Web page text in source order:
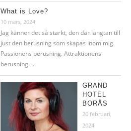
What is Love?
10 mars, 2024
Jag känner det så starkt, den där längtan till
just den berusning som skapas inom mig.
Passionens berusning. Attraktionens
berusning. …
GRAND
HOTEL
BORÅS
20 februari,
2024